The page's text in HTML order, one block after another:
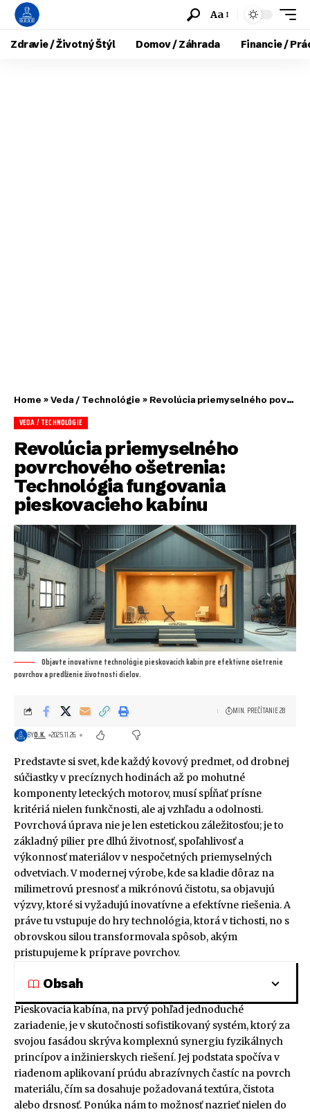
Aa
Zdravie / Životný Štýl Domov / Záhrada Financie /
Home »Veda / Technológie » Revolúcia priemyselného povrchového ošetrenia: Technológia fungovania pieskovacieho kabínu
VEDA / TECHNOLÓGIE
Revolúcia priemyselného
povrchového ošetrenia:
Technológia fungovania
pieskovacieho kabínu
Objavte inovatívne technológie pieskovacích kabín pre efektívne ošetrenie
povrchov a predĺženie životnosti dielov.
BYO.K. 2025.11.26.
MIN. PREČÍTANIE 28
Predstavte si svet, kde každý kovový predmet, od drobnej
súčiastky v precíznych hodinách až po mohutné
komponenty leteckých motorov, musí spĺňať prísne
kritériá nielen funkčnosti, ale aj vzhľadu a odolnosti.
Povrchová úprava nie je len estetickou záležitosťou; je to
základný pilier pre dlhú životnosť, spoľahlivosť a
výkonnosť materiálov v nespočetných priemyselných
odvetviach. V modernej výrobe, kde sa kladie dôraz na
milimetrovú presnosť a mikrónovú čistotu, sa objavujú
výzvy, ktoré si vyžadujú inovatívne a efektívne riešenia. A
práve tu vstupuje do hry technológia, ktorá v tichosti, no s
obrovskou silou transformovala spôsob, akým
pristupujeme k príprave povrchov.
Obsah
Pieskovacia kabína, na prvý pohľad jednoduché
zariadenie, je v skutočnosti sofistikovaný systém, ktorý za
svojou fasádou skrýva komplexnú synergiu fyzikálnych
princípov a inžinierskych riešení. Jej podstata spočíva v
riadenom aplikovaní prúdu abrazívnych častíc na povrch
materiálu, čím sa dosahuje požadovaná textúra, čistota
alebo drsnosť. Ponúka nám to možnosť nazrieť nielen do